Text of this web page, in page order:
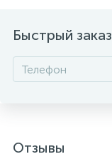
Быстрый заказ
Отзывы